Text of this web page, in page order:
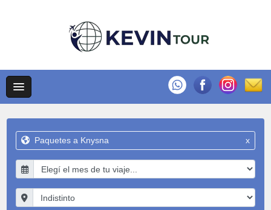
Paquetes a Knysna x